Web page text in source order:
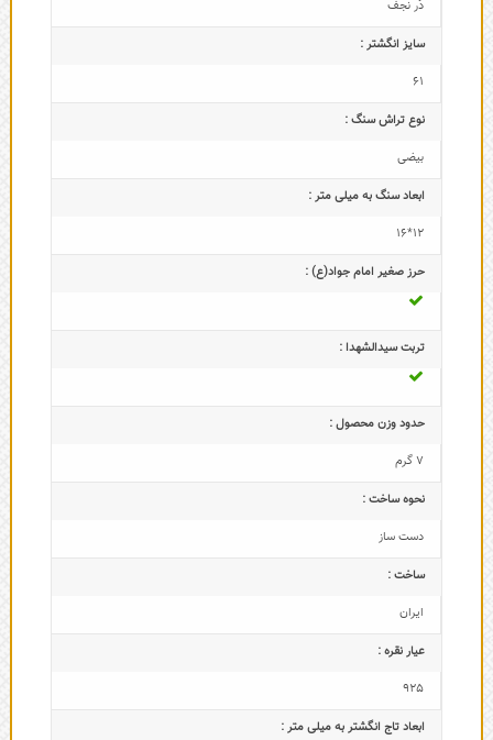
دُر نجف
سایز انگشتر :
61
نوع تراش سنگ :
بیضی
ابعاد سنگ به میلی متر :
12*16
حرز صغیر امام جواد(ع) :
تربت سیدالشهدا :
حدود وزن محصول :
7 گرم
نحوه ساخت :
دست ساز
ساخت :
ایران
عیار نقره :
925
ابعاد تاج‌ انگشتر به میلی متر :